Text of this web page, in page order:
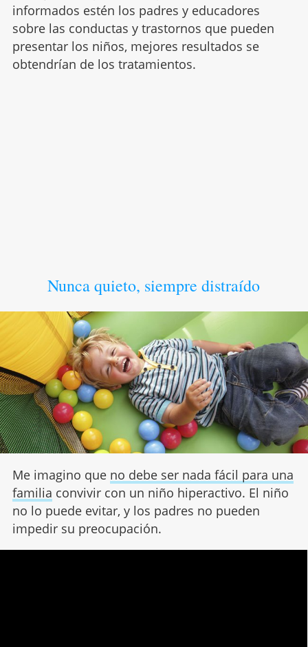
informados estén los padres y educadores
sobre las conductas y trastornos que pueden
presentar los niños, mejores resultados se
obtendrían de los tratamientos.
Nunca quieto, siempre distraído
Me imagino que no debe ser nada fácil para una
familia convivir con un niño hiperactivo. El niño
no lo puede evitar, y los padres no pueden
impedir su preocupación.